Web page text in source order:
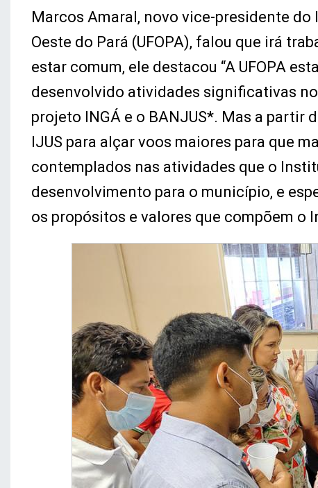
Marcos Amaral, novo vice-presidente do
Oeste do Pará (UFOPA), falou que irá
estar comum, ele destacou “A UFOPA
desenvolvido atividades significativas
projeto INGÁ e o BANJUS*. Mas a partir
IJUS para alçar voos maiores para que
contemplados nas atividades que o
desenvolvimento para o município, e
os propósitos e valores que compõem o